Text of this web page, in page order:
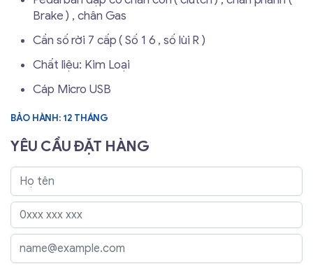
Brake ) , chân Gas
Cần số rời 7 cấp ( Số 1 6 , số lùi R )
Chất liệu: Kim Loại
Cáp Micro USB
BẢO HÀNH: 12 THÁNG
YÊU CẦU ĐẶT HÀNG